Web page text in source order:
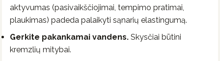
aktyvumas (pasivaikščiojimai, tempimo pratimai,
plaukimas) padeda palaikyti sąnarių elastingumą.
Gerkite pakankamai vandens. Skysčiai būtini
kremzlių mitybai.